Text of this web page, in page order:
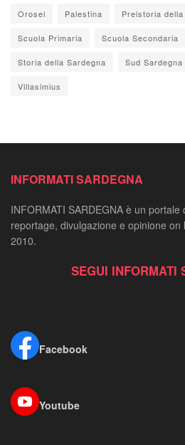
Orosei Palestina Preistoria
Scuola Primaria Scuola Secondaria
Storia della Sardegna Sud Sardegna
Villasimius
INFORMATI SARDEGNA
INFORMATI SARDEGNA è un
reportage, divulgazione e opinione
2010.
SEGUI INFORMATI
Facebook
Youtube